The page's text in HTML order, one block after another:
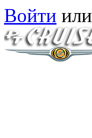
Войти или